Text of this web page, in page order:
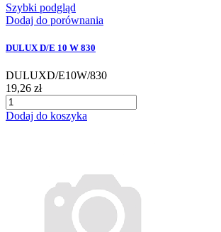
Szybki podgląd
Dodaj do porównania
DULUX D/E 10 W 830
DULUXD/E10W/830
19,26 zł
Dodaj do koszyka